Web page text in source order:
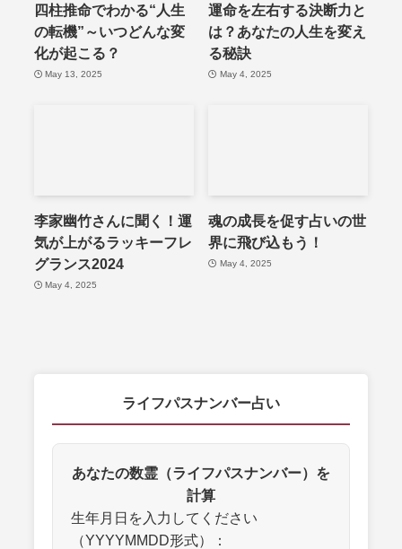
四柱推命でわかる“人生
の転機”～いつどんな変
化が起こる？
May 13, 2025
運命を左右する決断力と
は？あなたの人生を変え
る秘訣
May 4, 2025
李家幽竹さんに聞く！運
気が上がるラッキーフレ
グランス2024
May 4, 2025
魂の成長を促す占いの世
界に飛び込もう！
May 4, 2025
ライフパスナンバー占い
あなたの数霊（ライフパスナンバー）を
計算
生年月日を入力してください
（YYYYMMDD形式）：